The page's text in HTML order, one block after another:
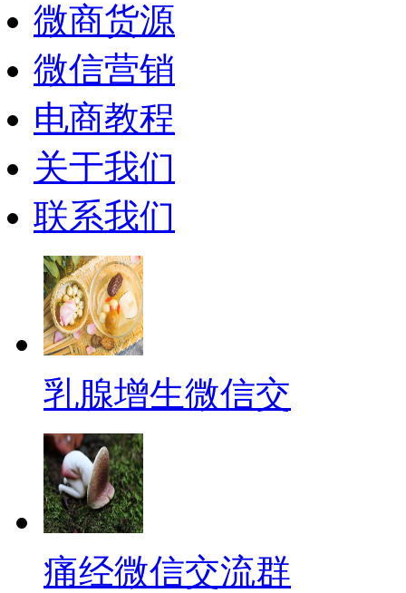
微商货源
微信营销
电商教程
关于我们
联系我们
乳腺增生微信交
痛经微信交流群